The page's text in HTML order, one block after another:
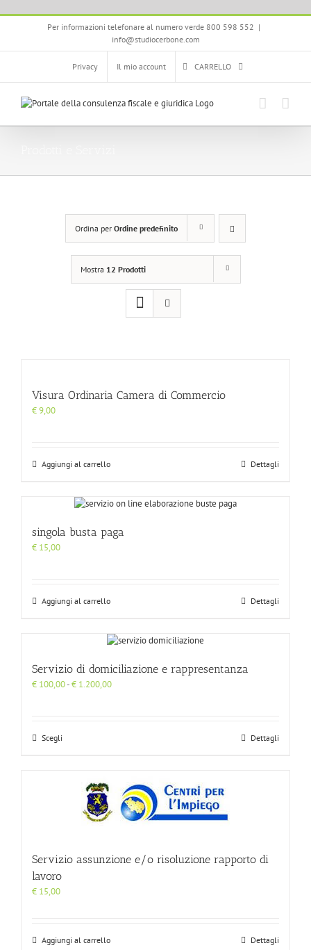
Salta
Per informazioni telefonare al numero verde 800 598 552 |
info@studiocerbone.com
Privacy Il mio account CARRELLO
Ordina per Ordine predefinito
Mostra 12 Prodotti
Visura Ordinaria Camera di Commercio
€9,00
Aggiungi al carrello Dettagli
singola busta paga
€ 15,00
Aggiungi al carrello Dettagli
Servizio di domiciliazione e rappresentanza
€ 100,00-€ 1.200,00Fascia
Scegli Dettagli
Servizio assunzione e/o risoluzione rapporto di
lavoro
€ 15,00
Aggiungi al carrello Dettagli